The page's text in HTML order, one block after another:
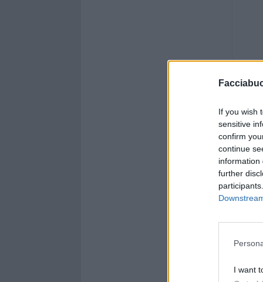
If you wish
sensitive
confirm
continue
information
further
I want